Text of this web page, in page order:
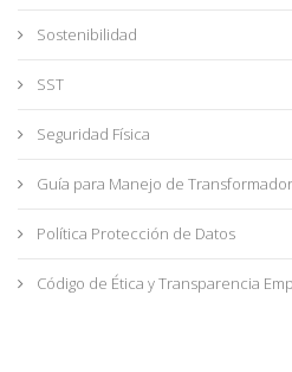
Sostenibilidad
SST
Seguridad Física
Guía para Manejo de
Política Protección de Datos
Código de Ética y Transparencia